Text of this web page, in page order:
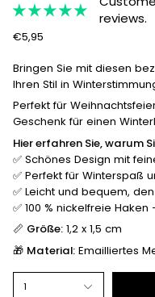
reviews.
€5,95
Bringen Sie mit diesen
Ihren Stil in
Perfekt für
Geschenk für einen
Hier erfahren Sie, warum
✅ Schönes Design mit
✅ Perfekt für Winterspaß
✅ Leicht und bequem,
✅ 100 % nickelfreie
📏 Größe: 1,2 x 1,5 cm
🎁 Material: Emailliertes
1